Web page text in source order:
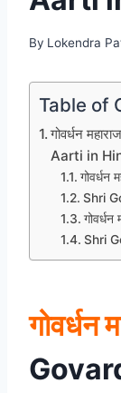
By Lokendra
Table of
गोवर्धन
Aarti in
गोवर्धन
Shri
गोवर्धन
Shri
गोवर्धन